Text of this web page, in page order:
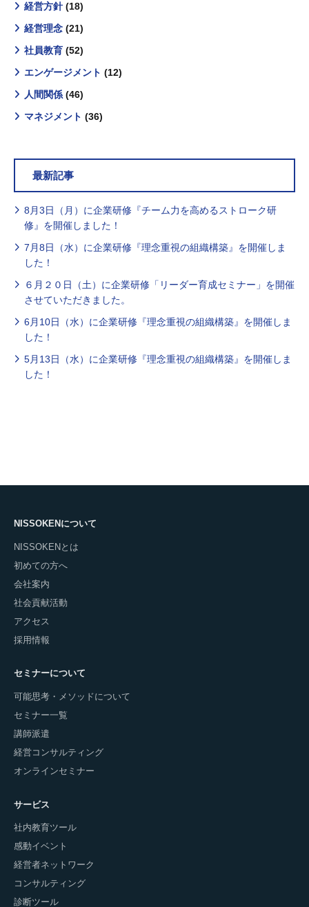
経営方針(18)
経営理念 (21)
社員教育 (52)
エンゲージメント (12)
人間関係 (46)
マネジメント (36)
最新記事
8月3日（月）に企業研修『チーム力を高めるストローク研
修』を開催しました！
7月8日（水）に企業研修『理念重視の組織構築』を開催しま
した！
６月２０日（土）に企業研修「リーダー育成セミナー」を開催
させていただきました。
6月10日（水）に企業研修『理念重視の組織構築』を開催しま
した！
5月13日（水）に企業研修『理念重視の組織構築』を開催しま
した！
NISSOKENについて
NISSOKENとは
初めての方へ
会社案内
社会貢献活動
アクセス
採用情報
セミナーについて
可能思考・メソッドについて
セミナー一覧
講師派遣
経営コンサルティング
オンラインセミナー
サービス
社内教育ツール
感動イベント
経営者ネットワーク
コンサルティング
診断ツール